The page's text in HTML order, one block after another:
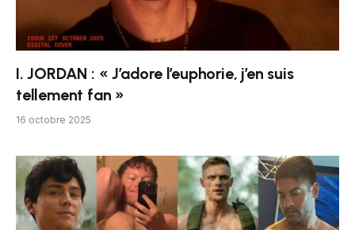
I. JORDAN : « J’adore l’euphorie, j’en suis
tellement fan »
16 octobre 2025